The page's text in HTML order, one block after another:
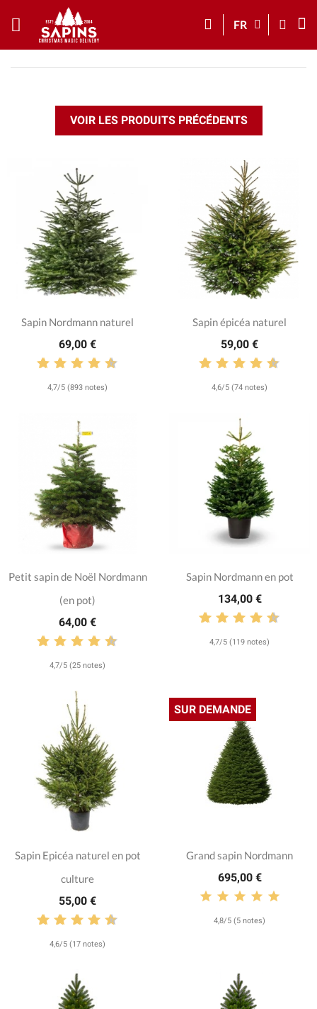
FR
VOIR LES PRODUITS PRÉCÉDENTS
Sapin Nordmann naturel
69,00 €
4,7/5 (893 notes)
Sapin épicéa naturel
59,00 €
4,6/5 (74 notes)
Petit sapin de Noël Nordmann
(en pot)
64,00 €
4,7/5 (25 notes)
Sapin Nordmann en pot
134,00 €
4,7/5 (119 notes)
Sapin Epicéa naturel en pot
culture
55,00 €
4,6/5 (17 notes)
Grand sapin Nordmann
695,00 €
4,8/5 (5 notes)
SUR DEMANDE